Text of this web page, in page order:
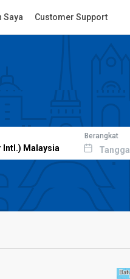
Saya Customer Support
Berangkat
Tanggal